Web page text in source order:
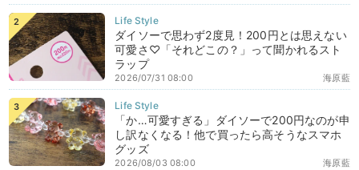
ダイソーで思わず2度見！200円とは思えない
可愛さ♡「それどこの？」って聞かれるスト
ラップ
海原藍
2026/07/31 08:00
「か…可愛すぎる」ダイソーで200円なのが申
し訳なくなる！他で買ったら高そうなスマホ
グッズ
海原藍
2026/08/03 08:00